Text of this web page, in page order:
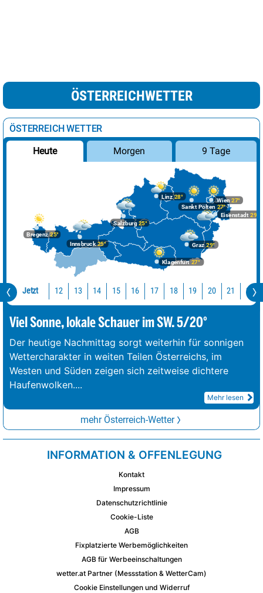
ÖSTERREICHWETTER
ÖSTERREICH WETTER
Heute Morgen 9 Tage
Bregenz25°
Graz29°
Innsbruck25°
Klagenfurt 27°
Linz28°
Salzburg25°
Wien 27°
Eisenstadt 29°
Sankt Pölten 27°
Jetzt 12 13 14 15 16 17 18 19 20 21 22
Viel Sonne, lokale Schauer im SW. 5/20°
Der heutige Nachmittag sorgt weiterhin für sonnigen
Wettercharakter in weiten Teilen Österreichs, im
Westen und Süden zeigen sich zeitweise dichtere
Haufenwolken....
Mehr lesen
mehr Österreich-Wetter
INFORMATION & OFFENLEGUNG
Kontakt
Impressum
Datenschutzrichtlinie
Cookie-Liste
AGB
Fixplatzierte Werbemöglichkeiten
AGB für Werbeeinschaltungen
wetter.at Partner (Messstation & WetterCam)
Cookie Einstellungen und Widerruf